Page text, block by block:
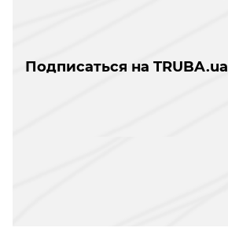
Подписаться на TRUBA.ua